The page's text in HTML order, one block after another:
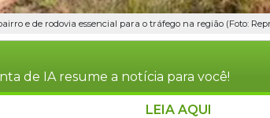
e de rodovia essencial para o tráfego na região (Foto:
de IA resume a notícia para você!
LEIA AQUI